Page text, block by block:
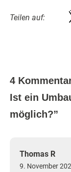
Teilen auf:
4
Ist ein
möglich?”
Thomas R
9. November